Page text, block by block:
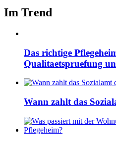
Im Trend
Das richtige
Qualitaetspruefung
Wann zahlt das